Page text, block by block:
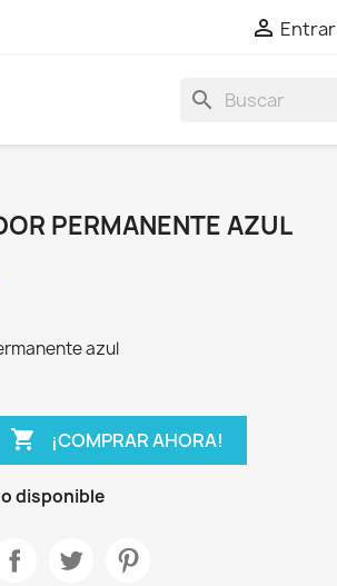
 Entrar
search
PERMANENTE AZUL
azul
 ¡COMPRAR AHORA!
disponible